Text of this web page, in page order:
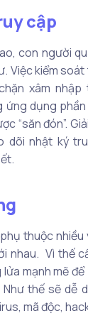
cập
con người
Việc kiểm
xâm nhập
dụng phần
“săn đón”.
dõi nhật ký
thuộc
nhau. Vì thế
mạnh mẽ
thế sẽ dễ
mã độc,